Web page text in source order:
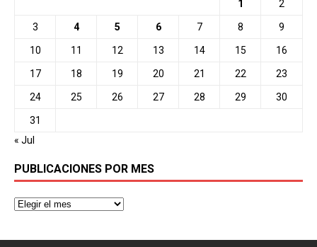
1 2
3 4 5 6 7 8 9
10 11 12 13 14 15 16
17 18 19 20 21 22 23
24 25 26 27 28 29 30
31
« Jul
PUBLICACIONES POR MES